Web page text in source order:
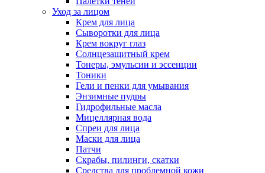
Уход за лицом
Крем для лица
Сыворотки для лица
Крем вокруг глаз
Солнцезащитный крем
Тонеры, эмульсии и эссенции
Тоники
Гели и пенки для умывания
Энзимные пудры
Гидрофильные масла
Мицеллярная вода
Спреи для лица
Маски для лица
Патчи
Скрабы, пилинги, скатки
Средства для проблемной кожи